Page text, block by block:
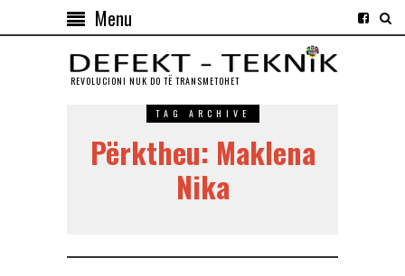
Menu
REVOLUCIONI NUK DO TЁ TRANSMETOHET
TAG ARCHIVE
Përktheu: Maklena
Nika